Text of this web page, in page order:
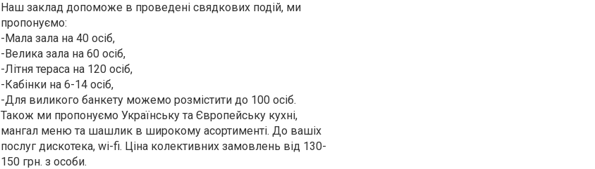
Наш заклад допоможе в проведені свядкових подій, ми
пропонуємо:
-Мала зала на 40 осіб,
-Велика зала на 60 осіб,
-Літня тераса на 120 осіб,
-Кабінки на 6-14 осіб,
-Для виликого банкету можемо розмістити до 100 осіб.
Також ми пропонуємо Українську та Європейську кухні,
мангал меню та шашлик в широкому асортименті. До вашіх
послуг дискотека, wi-fi. Ціна колективних замовлень від 130-
150 грн. з особи.